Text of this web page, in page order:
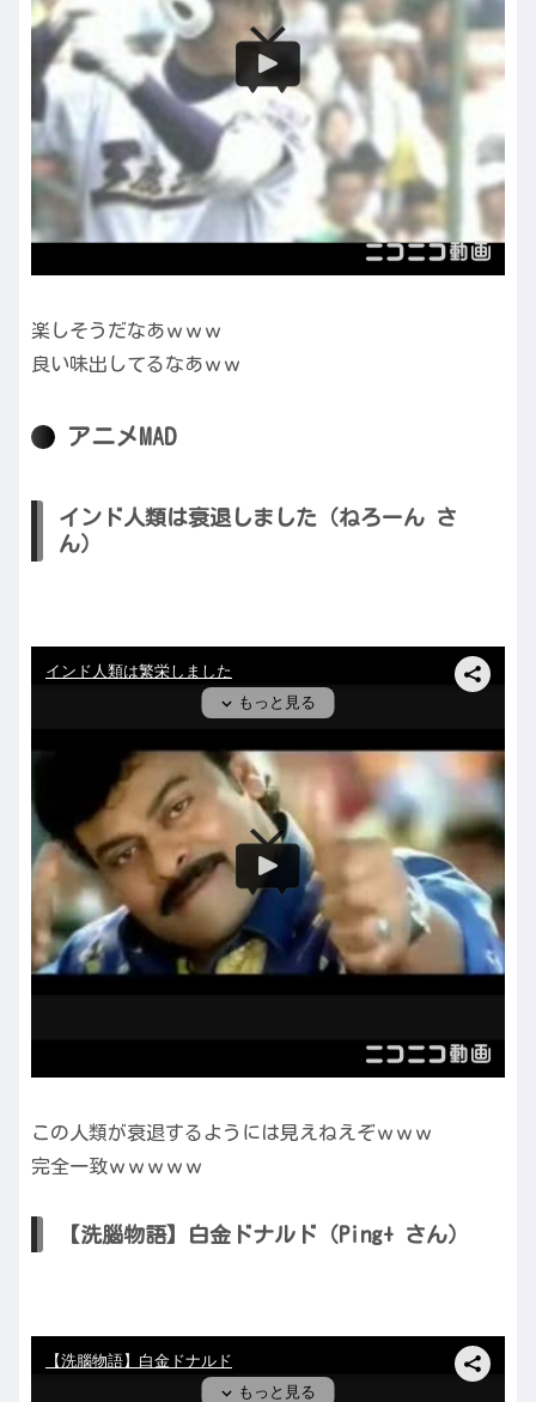
楽しそうだなあｗｗｗ
良い味出してるなあｗｗ
アニメMAD
インド人類は衰退しました（ねろーん さ
ん）
この人類が衰退するようには見えねえぞｗｗｗ
完全一致ｗｗｗｗｗ
【洗腦物語】白金ドナルド（Ping+ さん）